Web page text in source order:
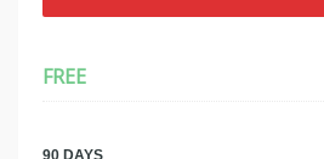
FREE
90 DAYS